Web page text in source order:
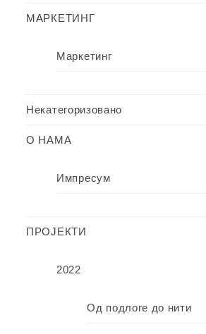
МАРКЕТИНГ
Маркетинг
Некатегоризовано
О НАМА
Импресум
ПРОЈЕКТИ
2022
Од подлоге до нити